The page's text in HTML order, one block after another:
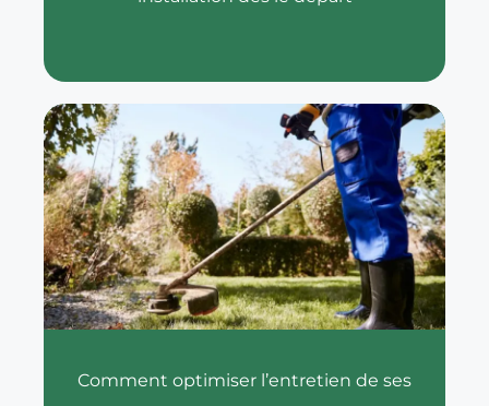
Comment optimiser l’entretien de ses